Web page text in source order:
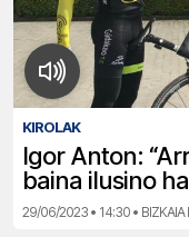
KIROLAK
Igor Anton:
baina ilusino
29/06/2023 • 14:30 • BIZKAIA